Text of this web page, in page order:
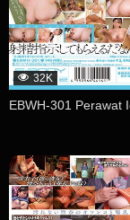
32K
EBWH-301 Perawat